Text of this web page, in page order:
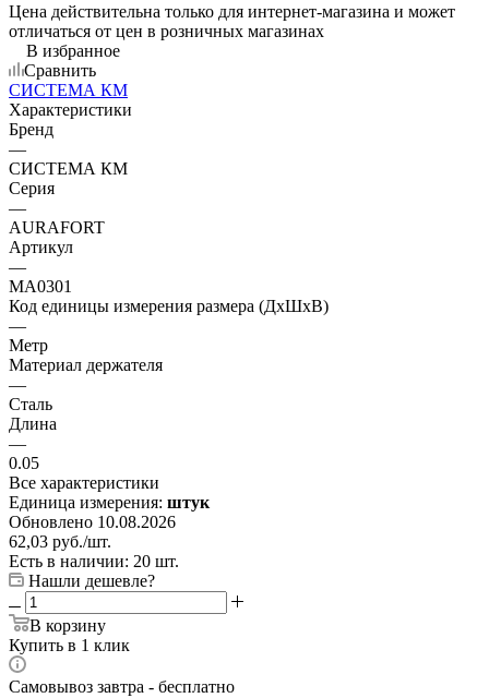
Цена действительна только для интернет-магазина и может
отличаться от цен в розничных магазинах
В избранное
Сравнить
СИСТЕМА КМ
Характеристики
Бренд
—
СИСТЕМА КМ
Серия
—
AURAFORT
Артикул
—
MA0301
Код единицы измерения размера (ДхШхВ)
—
Метр
Материал держателя
—
Сталь
Длина
—
0.05
Все характеристики
Единица измерения: штук
Обновлено 10.08.2026
62,03 руб./шт.
Есть в наличии: 20 шт.
Нашли дешевле?
В корзину
Купить в 1 клик
Самовывоз завтра - бесплатно